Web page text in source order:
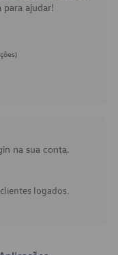
para ajudar!
na sua conta.
logados.